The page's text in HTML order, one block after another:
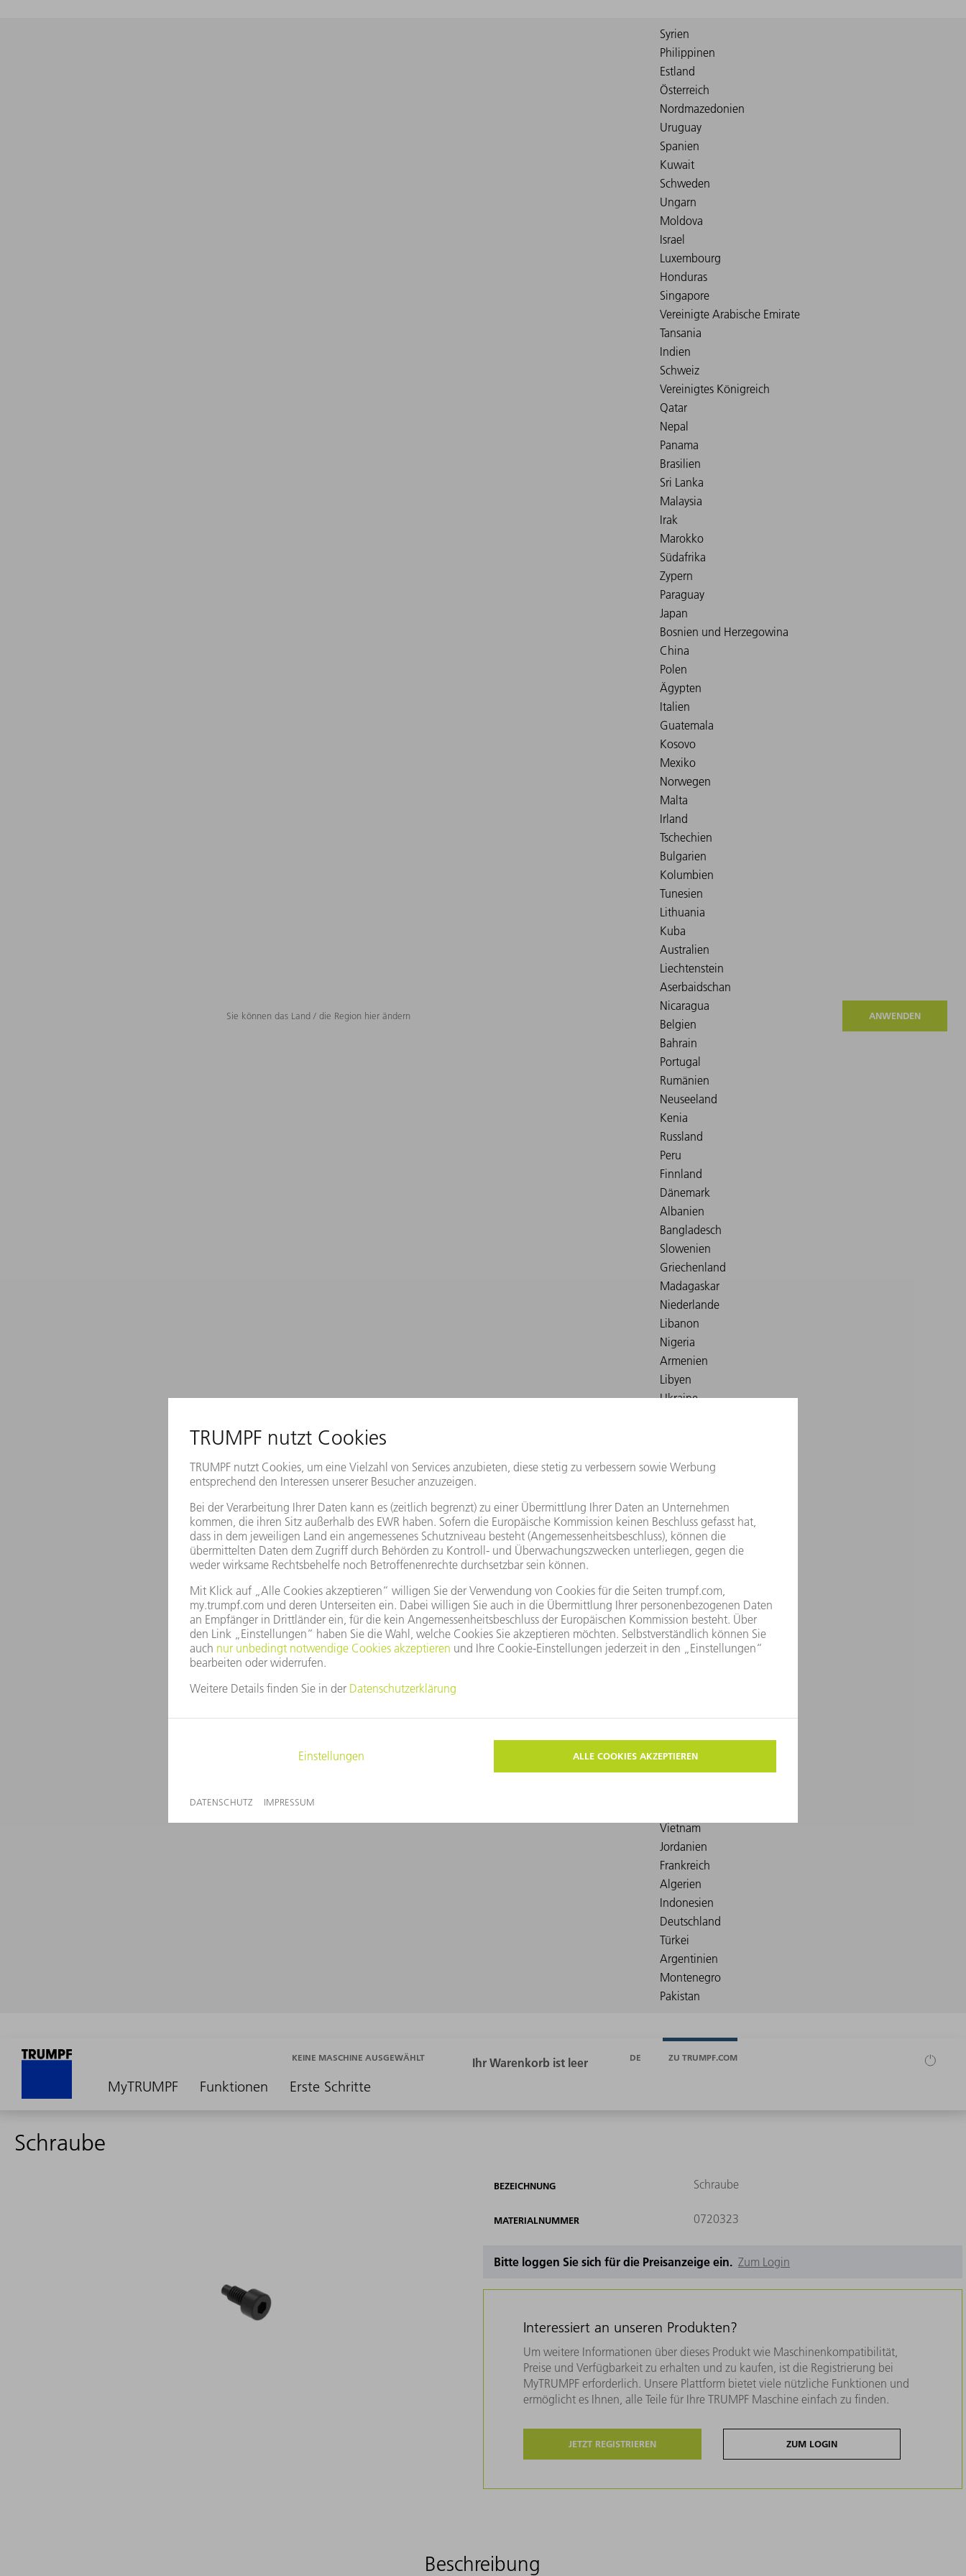
Sie können das Land / die Region hier ändern ANWENDEN
MyTRUMPF Funktionen Erste Schritte
KEINE MASCHINE AUSGEWÄHLT DE ZU TRUMPF.COM
Schraube
BEZEICHNUNG Schraube
MATERIALNUMMER 0720323
Bitte loggen Sie sich für die Preisanzeige ein. Zum Login
Interessiert an unseren Produkten?
Um weitere Informationen über dieses Produkt wie Maschinenkompatibilität,
Preise und Verfügbarkeit zu erhalten und zu kaufen, ist die Registrierung bei
MyTRUMPF erforderlich. Unsere Plattform bietet viele nützliche Funktionen und
ermöglicht es Ihnen, alle Teile für Ihre TRUMPF Maschine einfach zu finden.
JETZT REGISTRIEREN ZUM LOGIN
Beschreibung